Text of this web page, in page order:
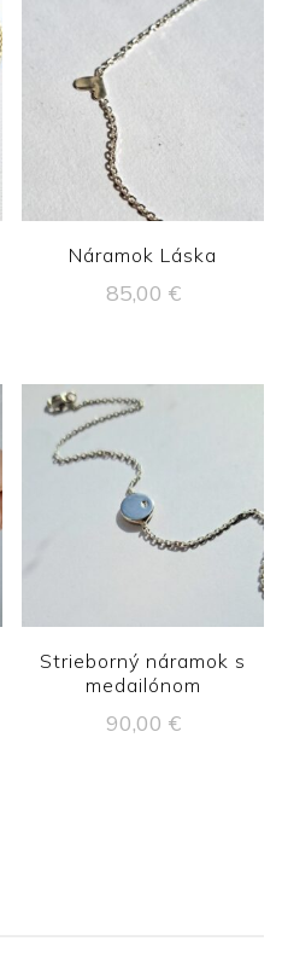
Náramok Láska
85,00 €
Strieborný náramok s
medailónom
90,00 €